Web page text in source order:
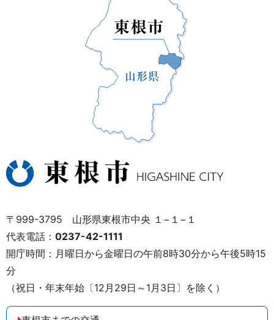
〒999-3795 山形県東根市中央 １−１−１
代表電話： 0237-42-1111
開庁時間：月曜日から金曜日の午前8時30分から午後5時15
分
（祝日・年末年始〔12月29日～1月3日〕を除く）